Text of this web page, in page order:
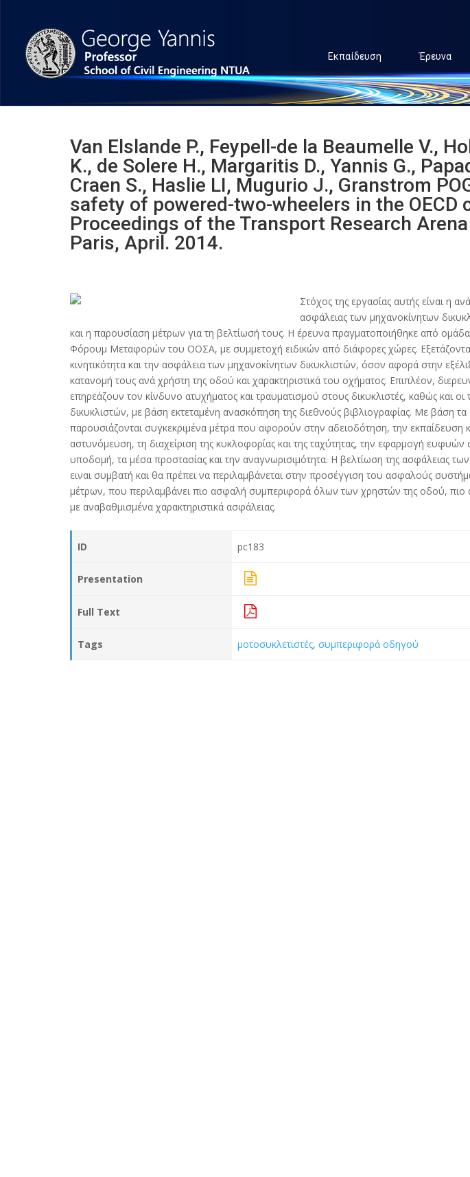
Εκπαίδευση Έρευνα
Van Elslande P., Feypell-de la Beaumelle V.,
Κ., de Solere H., Margaritis D., Yannis G.,
Craen S., Haslie LI, Mugurio J., Granstrom
safety of powered-two-wheelers in the OECD
Proceedings of the Transport Research
Paris, April. 2014.
Στόχος της εργασίας αυτής είναι η
ασφάλειας των μηχανοκίνητων
και η παρουσίαση μέτρων για τη βελτίωσή τους. Η έρευνα πραγματοποιήθηκε από
Φόρουμ Μεταφορών του ΟΟΣΑ, με συμμετοχή ειδικών από διάφορες χώρες. Εξετάζονται
κινητικότητα και την ασφάλεια των μηχανοκίνητων δικυκλιστών, όσον αφορά στην
κατανομή τους ανά χρήστη της οδού και χαρακτηριστικά του οχήματος. Επιπλέον,
επηρεάζουν τον κίνδυνο ατυχήματος και τραυματισμού στους δικυκλιστές, καθώς και
δικυκλιστών, με βάση εκτεταμένη ανασκόπηση της διεθνούς βιβλιογραφίας. Με βάση
παρουσιάζονται συγκεκριμένα μέτρα που αφορούν στην αδειοδότηση, την εκπαίδευση
αστυνόμευση, τη διαχείριση της κυκλοφορίας και της ταχύτητας, την εφαρμογή
υποδομή, τα μέσα προστασίας και την αναγνωρισιμότητα. Η βελτίωση της ασφάλειας
ειναι συμβατή και θα πρέπει να περιλαμβάνεται στην προσέγγιση του ασφαλούς
μέτρων, που περιλαμβάνει πιο ασφαλή συμπεριφορά όλων των χρηστών της οδού,
με αναβαθμισμένα χαρακτηριστικά ασφάλειας.
ID pc183
Presentation
Full Text
Tags μοτοσυκλετιστές,συμπεριφορά οδηγού